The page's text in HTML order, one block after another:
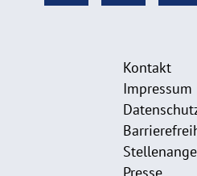
Kontakt
Impressum